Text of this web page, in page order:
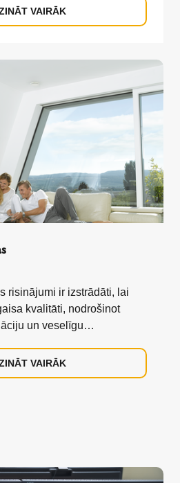
VAIRĀK
risinājumi ir izstrādāti, lai
kvalitāti, nodrošinot
un veselīgu
VAIRĀK